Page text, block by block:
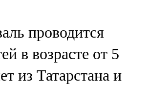
проводится
в возрасте от 5
из Татарстана и